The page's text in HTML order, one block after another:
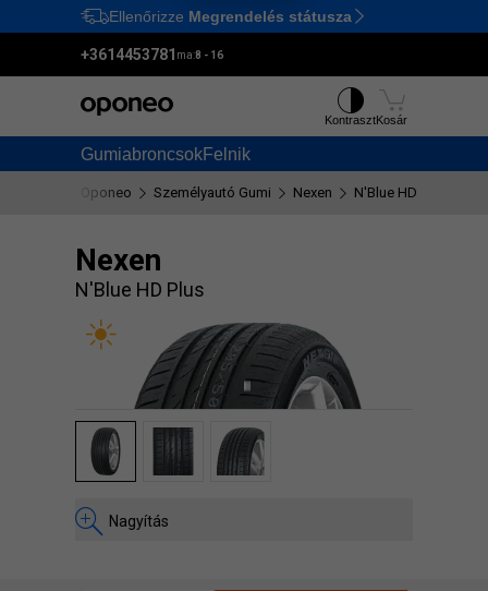
Ctrl M
Ellenőrizze Megrendelés státusza
+3614453781 ma:8 - 16
GumiabroncsokFelnik
KontrasztKosár
Oponeo Személyautó Gumi Nexen N'Blue HD Plus
Nexen
N'Blue HD Plus
Nagyítás